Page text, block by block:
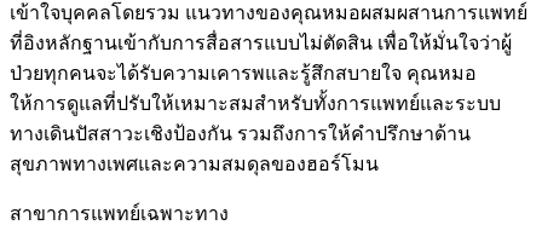
เข้าใจบุคคลโดยรวม แนวทางของคุณหมอผสมผสานการแพทย์
ที่อิงหลักฐานเข้ากับการสื่อสารแบบไม่ตัดสิน เพื่อให้มั่นใจว่าผู้
ป่วยทุกคนจะได้รับความเคารพและรู้สึกสบายใจ คุณหมอ
ให้การดูแลที่ปรับให้เหมาะสมสำหรับทั้งการแพทย์และระบบ
ทางเดินปัสสาวะเชิงป้องกัน รวมถึงการให้คำปรึกษาด้าน
สุขภาพทางเพศและความสมดุลของฮอร์โมน
สาขาการแพทย์เฉพาะทาง